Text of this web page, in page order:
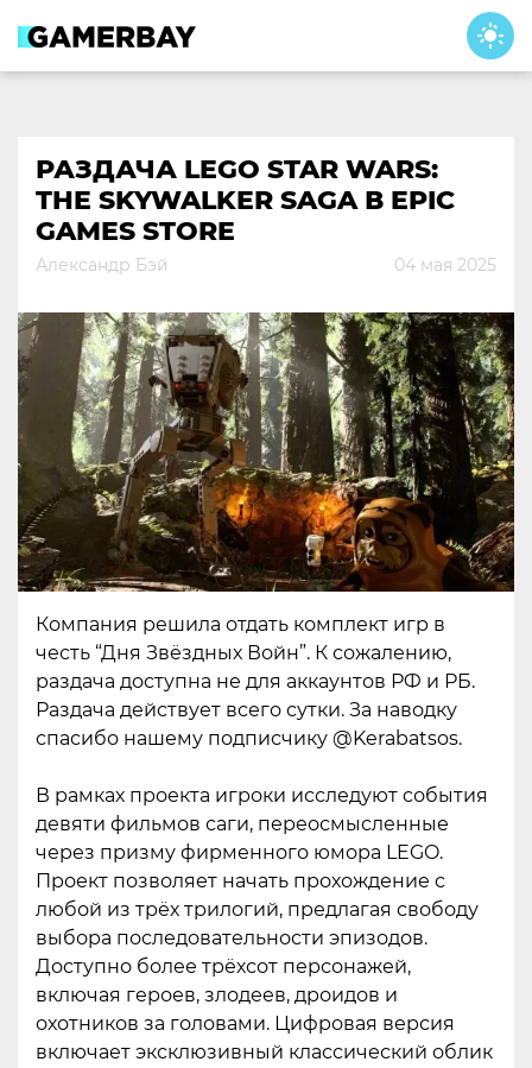
content
РАЗДАЧА LEGO STAR WARS:
THE SKYWALKER SAGA В EPIC
GAMES STORE
Александр Бэй 04 мая 2025
Компания решила отдать комплект игр в
честь “Дня Звёздных Войн”. К сожалению,
раздача доступна не для аккаунтов РФ и РБ.
Раздача действует всего сутки. За наводку
спасибо нашему подписчику @Kerabatsos.
В рамках проекта игроки исследуют события
девяти фильмов саги, переосмысленные
через призму фирменного юмора LEGO.
Проект позволяет начать прохождение с
любой из трёх трилогий, предлагая свободу
выбора последовательности эпизодов.
Доступно более трёхсот персонажей,
включая героев, злодеев, дроидов и
охотников за головами. Цифровая версия
включает эксклюзивный классический облик